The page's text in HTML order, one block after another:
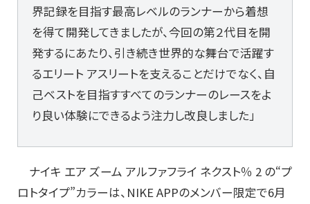
界記録を⽬指す最⾼レベルのランナーから着想
を得て開発してきましたが、今回の第２代⽬を開
発するにあたり、引き続き世界的な舞台で活躍す
るエリート アスリートを⽀えることだけでなく、⾃
⼰ベストを⽬指すすべてのランナーのレースをよ
り良い体験にできるよう注⼒し改良しました」
ナイキ エア ズーム アルファフライ ネクスト％ 2 の“プ
ロトタイプ”カラーは、NIKE APPのメンバー限定で6⽉